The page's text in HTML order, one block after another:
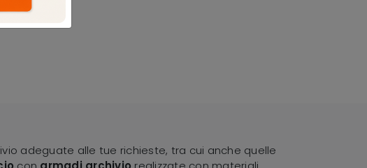
adeguate alle tue richieste, tra cui anche quelle